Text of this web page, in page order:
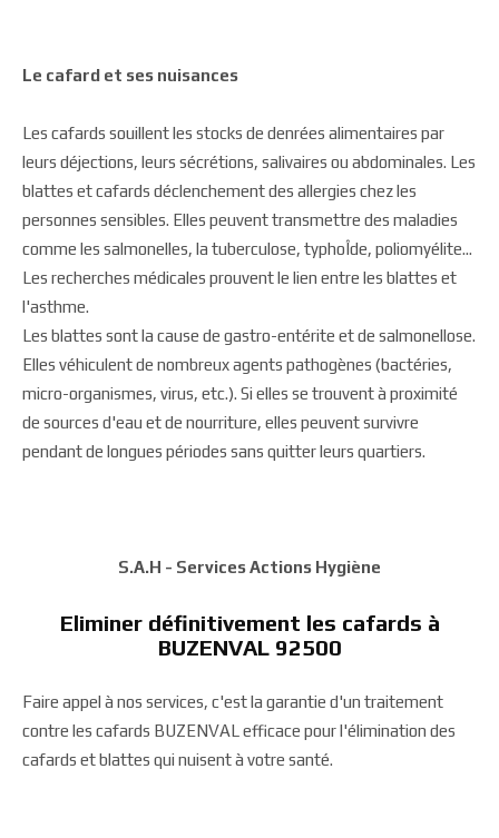
Le cafard et ses nuisances
Les cafards souillent les stocks de denrées alimentaires par
leurs déjections, leurs sécrétions, salivaires ou abdominales. Les
blattes et cafards déclenchement des allergies chez les
personnes sensibles. Elles peuvent transmettre des maladies
comme les salmonelles, la tuberculose, typhoÎde, poliomyélite...
Les recherches médicales prouvent le lien entre les blattes et
l'asthme.
Les blattes sont la cause de gastro-entérite et de salmonellose.
Elles véhiculent de nombreux agents pathogènes (bactéries,
micro-organismes, virus, etc.). Si elles se trouvent à proximité
de sources d'eau et de nourriture, elles peuvent survivre
pendant de longues périodes sans quitter leurs quartiers.
S.A.H - Services Actions Hygiène
Eliminer définitivement les cafards à
BUZENVAL 92500
Faire appel à nos services, c'est la garantie d'un traitement
contre les cafards BUZENVAL efficace pour l'élimination des
cafards et blattes qui nuisent à votre santé.